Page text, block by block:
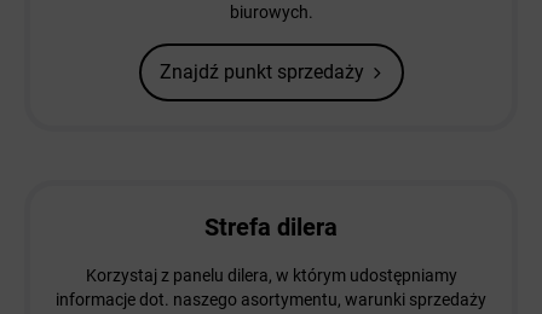
biurowych.
Znajdź punkt sprzedaży
Strefa dilera
Korzystaj z panelu dilera, w którym udostępniamy
informacje dot. naszego asortymentu, warunki sprzedaży